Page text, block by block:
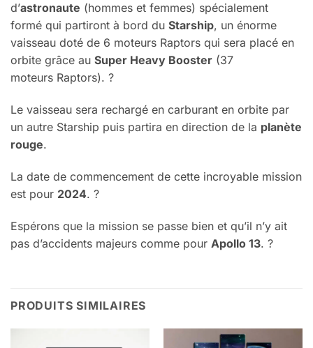
d’astronaute (hommes et femmes) spécialement
formé qui partiront à bord du Starship, un énorme
vaisseau doté de 6 moteurs Raptors qui sera placé en
orbite grâce au Super Heavy Booster (37
moteurs Raptors). ?
Le vaisseau sera rechargé en carburant en orbite par
un autre Starship puis partira en direction de la planète
rouge.
La date de commencement de cette incroyable mission
est pour 2024. ?
Espérons que la mission se passe bien et qu’il n’y ait
pas d’accidents majeurs comme pour Apollo 13. ?
PRODUITS SIMILAIRES